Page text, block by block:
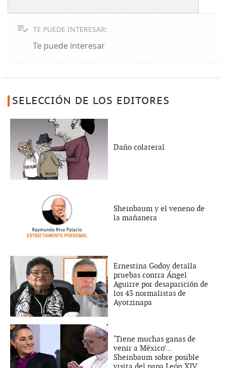
TE PUEDE INTERESAR:
Te puede interesar
SELECCIÓN DE LOS EDITORES
Daño colateral
Sheinbaum y el veneno de
la mañanera
Ernestina Godoy detalla
pruebas contra Ángel
Aguirre por desaparición de
los 43 normalistas de
Ayotzinapa
‘Tiene muchas ganas de
venir a México’...
Sheinbaum sobre posible